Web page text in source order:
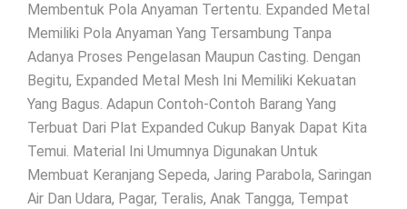
Membentuk Pola Anyaman Tertentu. Expanded Metal
Memiliki Pola Anyaman Yang Tersambung Tanpa
Adanya Proses Pengelasan Maupun Casting. Dengan
Begitu, Expanded Metal Mesh Ini Memiliki Kekuatan
Yang Bagus. Adapun Contoh-Contoh Barang Yang
Terbuat Dari Plat Expanded Cukup Banyak Dapat Kita
Temui. Material Ini Umumnya Digunakan Untuk
Membuat Keranjang Sepeda, Jaring Parabola, Saringan
Air Dan Udara, Pagar, Teralis, Anak Tangga, Tempat